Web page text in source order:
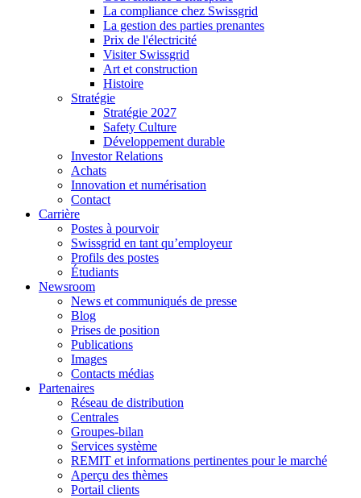
La compliance chez Swissgrid
La gestion des parties prenantes
Prix de l'électricité
Visiter Swissgrid
Art et construction
Histoire
Stratégie
Stratégie 2027
Safety Culture
Développement durable
Investor Relations
Achats
Innovation et numérisation
Contact
Carrière
Postes à pourvoir
Swissgrid en tant qu’employeur
Profils des postes
Étudiants
Newsroom
News et communiqués de presse
Blog
Prises de position
Publications
Images
Contacts médias
Partenaires
Réseau de distribution
Centrales
Groupes-bilan
Services système
REMIT et informations pertinentes pour le marché
Aperçu des thèmes
Portail clients